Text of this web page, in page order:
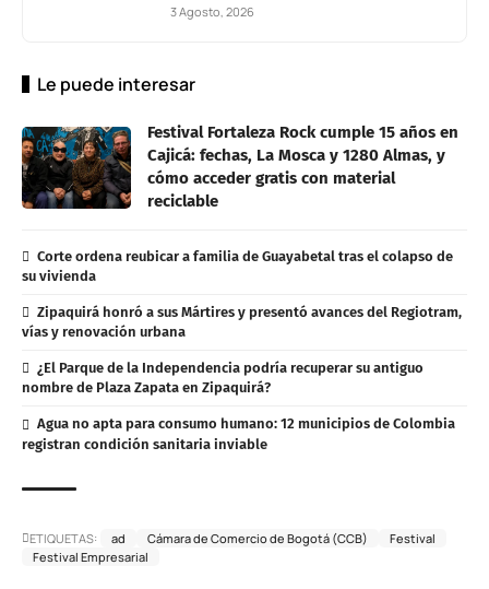
3 Agosto, 2026
Le puede interesar
Festival Fortaleza Rock cumple 15 años en
Cajicá: fechas, La Mosca y 1280 Almas, y
cómo acceder gratis con material
reciclable
Corte ordena reubicar a familia de Guayabetal tras el colapso de
su vivienda
Zipaquirá honró a sus Mártires y presentó avances del Regiotram,
vías y renovación urbana
¿El Parque de la Independencia podría recuperar su antiguo
nombre de Plaza Zapata en Zipaquirá?
Agua no apta para consumo humano: 12 municipios de Colombia
registran condición sanitaria inviable
ETIQUETAS: ad Cámara de Comercio de Bogotá (CCB)
Festival
Festival Empresarial